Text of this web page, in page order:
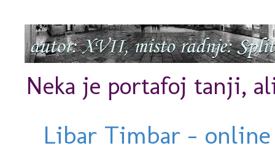
Neka je portafoj tanji,
Libar Timbar -